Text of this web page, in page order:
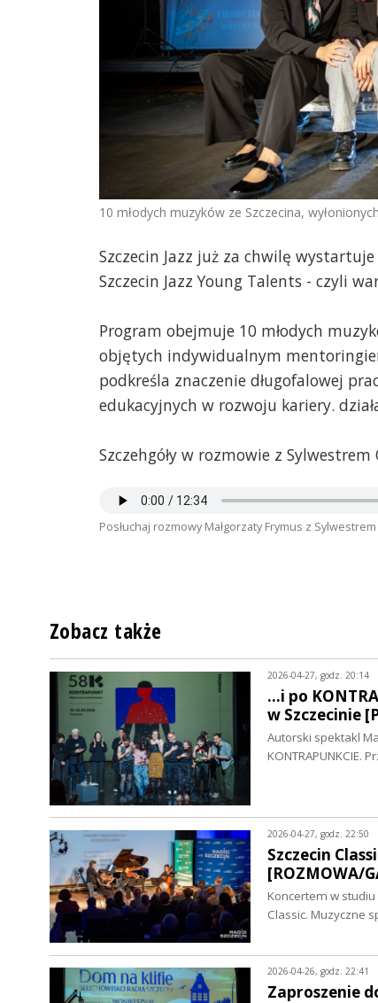
10 młodych muzyków ze Szczecina,
Szczecin Jazz już za chwilę
Szczecin Jazz Young Talents - czyli
Program obejmuje 10 młodych
objętych indywidualnym
podkreśla znaczenie długofalowej
edukacyjnych w rozwoju kariery.
Szczehgóły w rozmowie z
Posłuchaj rozmowy Małgorzaty Frymus z
Zobacz także
2026-04-27, godz. 20:14
...i po
w Szczecinie
Autorski spektakl
KONTRAPUNKCIE.
2026-04-27, godz. 22:50
Szczecin
[ROZMOWA/
Koncertem w
Classic. Muzyczne
2026-04-26, godz. 22:41
Zaproszenie